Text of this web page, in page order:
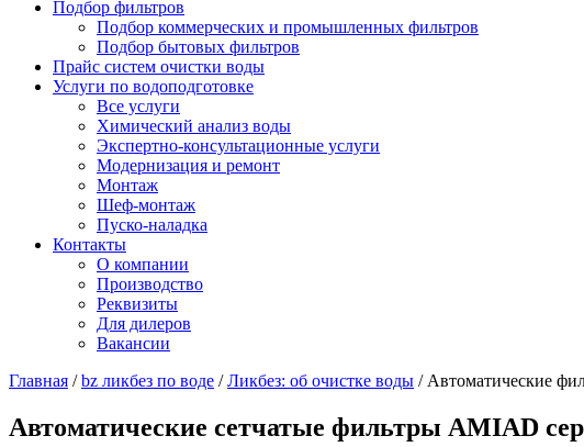
Подбор фильтров
Подбор коммерческих и промышленных фильтров
Подбор бытовых фильтров
Прайс систем очистки воды
Услуги по водоподготовке
Все услуги
Химический анализ воды
Экспертно-консультационные услуги
Модернизация и ремонт
Монтаж
Шеф-монтаж
Пуско-наладка
Контакты
О компании
Производство
Реквизиты
Для дилеров
Вакансии
Главная /bz ликбез по воде /Ликбез: об очистке воды / Автоматические
Автоматические сетчатые фильтры AMIAD